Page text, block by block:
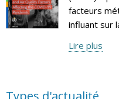
facteurs
influant sur
Lire plus
Types d'actualité